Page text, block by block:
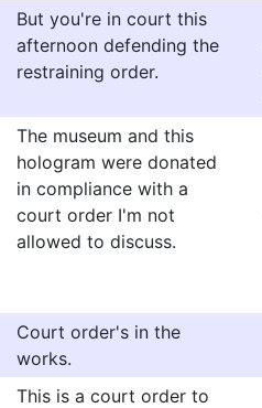
But you're in court this
afternoon defending the
restraining order.
The museum and this
hologram were donated
in compliance with a
court order I'm not
allowed to discuss.
Court order's in the
works.
This is a court order to